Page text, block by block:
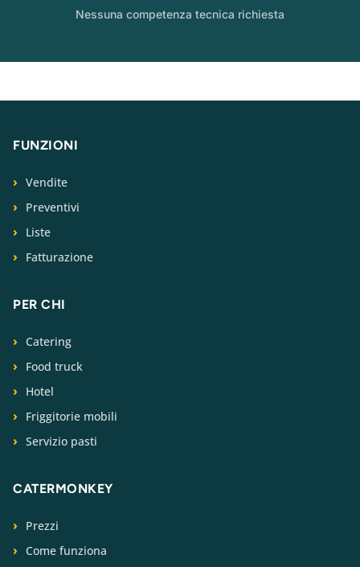
Nessuna competenza tecnica richiesta
FUNZIONI
Vendite
Preventivi
Liste
Fatturazione
PER CHI
Catering
Food truck
Hotel
Friggitorie mobili
Servizio pasti
CATERMONKEY
Prezzi
Come funziona